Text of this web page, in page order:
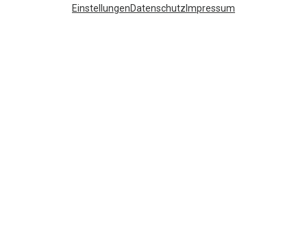
EinstellungenDatenschutz Impressum